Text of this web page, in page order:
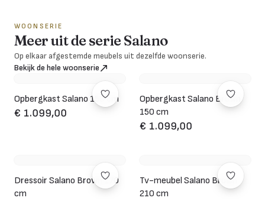
WOONSERIE
Meer uit de serie Salano
Op elkaar afgestemde meubels uit dezelfde woonserie.
Bekijk de hele woonserie
Opbergkast Salano 150 cm
€ 1.099,00
Opbergkast Salano Brown
150 cm
€ 1.099,00
Dressoir Salano Brown 170
cm
Tv-meubel Salano Brown
210 cm